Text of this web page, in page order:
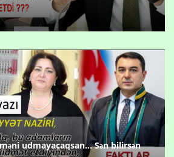
udmayacaqsan... Sən bilirsən